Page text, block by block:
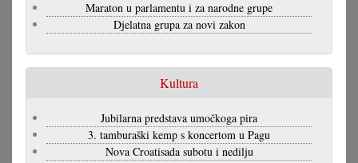
Maraton u parlamentu i za narodne grupe
Djelatna grupa za novi zakon
Kultura
Jubilarna predstava umočkoga pira
3. tamburaški kemp s koncertom u Pagu
Nova Croatisada subotu i nedilju